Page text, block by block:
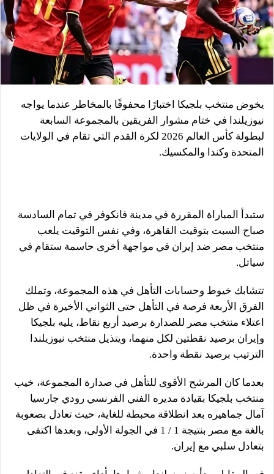
يخوض منتخب بلجيكا اختبارًا محفوفًا بالمخاطر عندما يواجه
نيوزيلندا في ختام مشوار الفريقين بالمجموعة السابعة
لبطولة كأس العالم 2026 لكرة القدم التي تقام في الولايات
المتحدة وكندا والمكسيك.
ستبدأ المباراة المقررة في مدينة فانكوفر في تمام السادسة
صباح السبت بتوقيت القاهرة، وفي نفس التوقيت يلعب
منتخب مصر ضد إيران في مواجهة أخرى حاسمة ستقام في
سياتل.
تتشابك خيوط وحسابات التأهل في هذه المجموعة، وتملك
الفرق الأربعة فرصة في التأهل حتى الثواني الأخيرة في ظل
اعتلاء منتخب مصر للصدارة برصيد أربع نقاط، يليه بلجيكا
وإيران برصيد نقطتين لكل منهما، ويتذيل منتخب نيوزيلندا
الترتيب برصيد نقطة واحدة.
بعدما كان المرشح الأقوى للتأهل في صدارة المجموعة، خيب
منتخب بلجيكا بقيادة مديره الفني الفرنسي رودي جارسيا
آمال جماهيره بعد انطلاقة محبطة للغاية، حيث تعادل بصعوبة
بالغة مع مصر بنتيجة 1 / 1 في الجولة الأولى، وبعدها اكتفى
بتعادل سلبي مع إيران.